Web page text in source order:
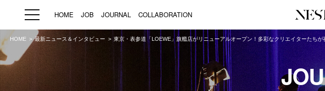
HOME JOB JOURNAL COLLABORATION
HOME JOB
求人検索
新着求人
JOURNAL
インタビュー
エデュケーション
HOME 最新ニュース＆インタビュー 東京・表参道「LOEWE」旗艦店がリニューアルオープン！多彩なクリエイターたちが